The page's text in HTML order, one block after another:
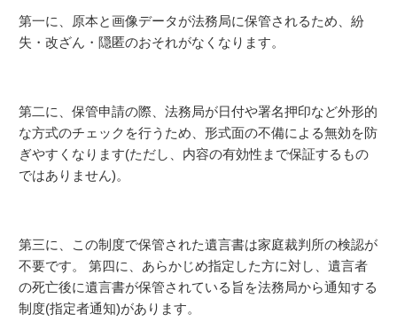
第一に、原本と画像データが法務局に保管されるため、紛
失・改ざん・隠匿のおそれがなくなります。
第二に、保管申請の際、法務局が日付や署名押印など外形的
な方式のチェックを行うため、形式面の不備による無効を防
ぎやすくなります(ただし、内容の有効性まで保証するもの
ではありません)。
第三に、この制度で保管された遺言書は家庭裁判所の検認が
不要です。 第四に、あらかじめ指定した方に対し、遺言者
の死亡後に遺言書が保管されている旨を法務局から通知する
制度(指定者通知)があります。